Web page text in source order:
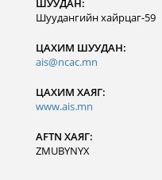
ШУУДАН:
Шуудангийн хайрцаг-59
ЦАХИМ ШУУДАН:
ais@ncac.mn
ЦАХИМ ХАЯГ:
www.ais.mn
AFTN ХАЯГ:
ZMUBYNYX